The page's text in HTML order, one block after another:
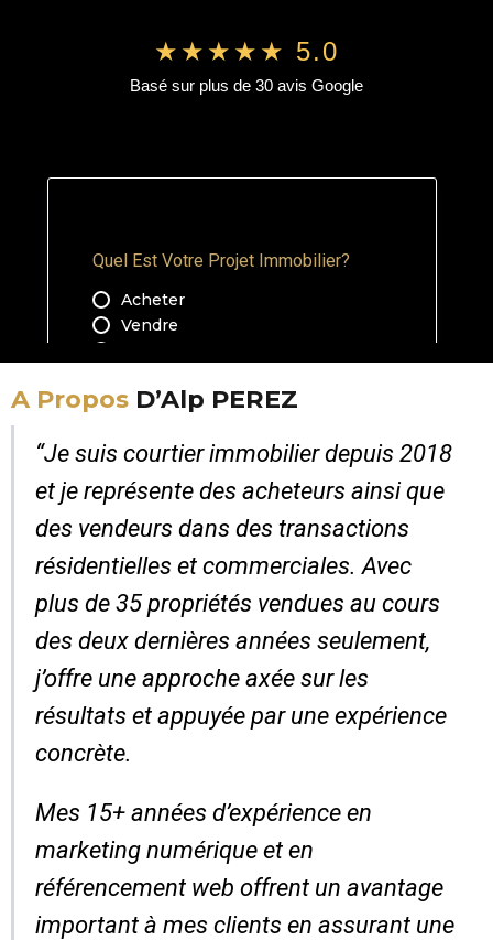
★★★★★ 5.0
Basé sur plus de 30 avis Google
A Propos D’Alp PEREZ
“Je suis courtier immobilier depuis 2018
et je représente des acheteurs ainsi que
des vendeurs dans des transactions
résidentielles et commerciales. Avec
plus de 35 propriétés vendues au cours
des deux dernières années seulement,
j’offre une approche axée sur les
résultats et appuyée par une expérience
concrète.
Mes 15+ années d’expérience en
marketing numérique et en
référencement web offrent un avantage
important à mes clients en assurant une